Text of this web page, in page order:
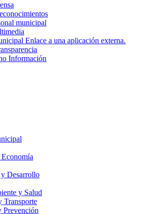
municipal
Enlace a una aplicación externa.
Información
Desarrollo
y Salud
Transporte
Prevención